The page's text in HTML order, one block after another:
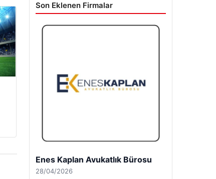
Son Eklenen Firmalar
Enes Kaplan Avukatlık Bürosu
28/04/2026